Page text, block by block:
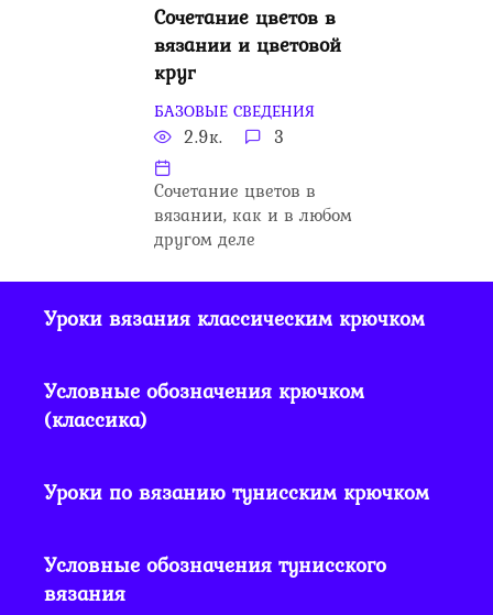
Сочетание цветов в
вязании и цветовой
круг
БАЗОВЫЕ СВЕДЕНИЯ
2.9к. 3
Сочетание цветов в
вязании, как и в любом
другом деле
Уроки вязания классическим крючком
Условные обозначения крючком
(классика)
Уроки по вязанию тунисским крючком
Условные обозначения тунисского
вязания